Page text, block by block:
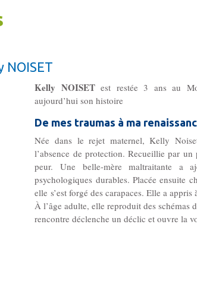
NOISET
Kelly NOISETest restée 3 ans au
aujourd’hui son histoire
De mes traumas à ma
Née dans le rejet maternel, Kelly
l’absence de protection. Recueillie par
peur. Une belle-mère maltraitante a
psychologiques durables. Placée ensuite
elle s’est forgé des carapaces. Elle a
À l’âge adulte, elle reproduit des schémas
rencontre déclenche un déclic et ouvre la